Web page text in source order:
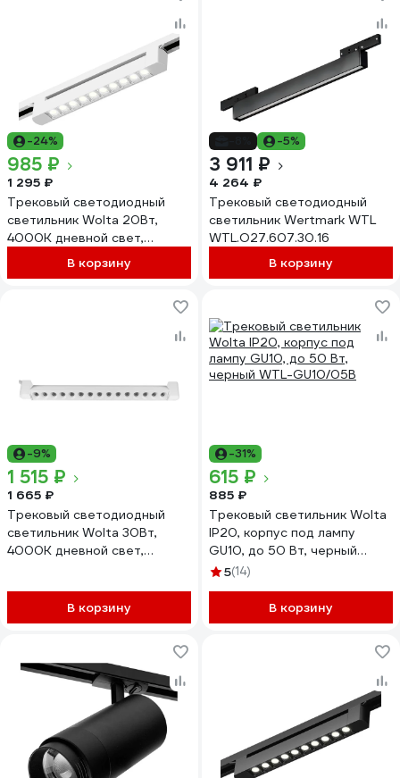
-24%
985 ₽
1 295 ₽
Трековый светодиодный
светильник Wolta 20Вт,
4000К дневной свет,
1800лм, степень защиты
IP40, поворотный, линейный,
В корзину
-5%
3 911 ₽
4 264 ₽
Трековый светодиодный
светильник Wertmark WTL
WTL.O27.607.30.16
В корзину
-9%
1 515 ₽
1 665 ₽
Трековый светодиодный
светильник Wolta 30Вт,
4000К дневной свет,
белый WTL-30W/04W
В корзину
-31%
615 ₽
885 ₽
Трековый светильник Wolta
IP20, корпус под лампу
GU10, до 50 Вт, черный
WTL-GU10/05B
5(14)
В корзину